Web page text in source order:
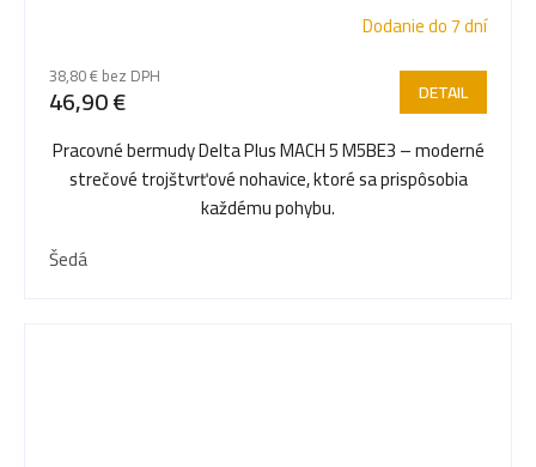
Dodanie do 7 dní
38,80 € bez DPH
46,90 € DETAIL
Pracovné bermudy Delta Plus MACH 5 M5BE3 – moderné
strečové trojštvrťové nohavice, ktoré sa prispôsobia
každému pohybu.
Šedá